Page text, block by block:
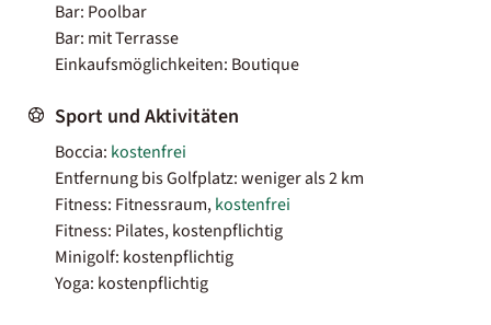
Bar: Poolbar
Bar: mit Terrasse
Einkaufsmöglichkeiten: Boutique
Sport und Aktivitäten
Boccia: kostenfrei
Entfernung bis Golfplatz: weniger als 2 km
Fitness: Fitnessraum,kostenfrei
Fitness: Pilates, kostenpflichtig
Minigolf: kostenpflichtig
Yoga: kostenpflichtig